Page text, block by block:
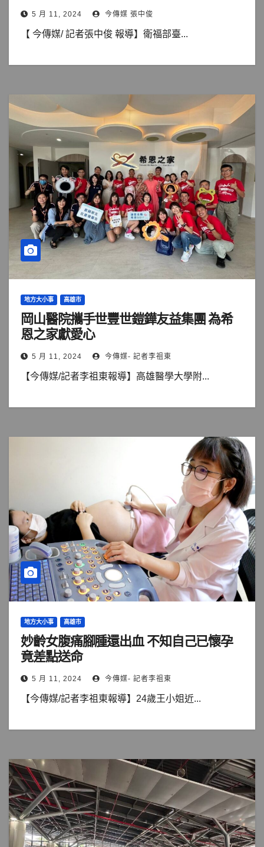
5 月 11, 2024 今傳媒 張中俊
【 今傳媒/ 記者張中俊 報導】衛福部臺...
地方大小事 高雄市
岡山醫院攜手世豐世鎧鏵友益集團 為希
恩之家獻愛心
5 月 11, 2024 今傳媒- 記者李祖東
【今傳媒/記者李祖東報導】高雄醫學大學附...
地方大小事 高雄市
妙齡女腹痛腳腫還出血 不知自己已懷孕
竟差點送命
5 月 11, 2024 今傳媒- 記者李祖東
【今傳媒/記者李祖東報導】24歲王小姐近...